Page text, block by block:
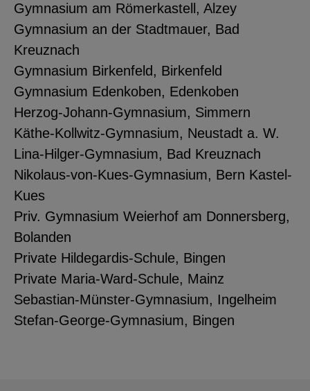
Gymnasium am Römerkastell, Alzey
Gymnasium an der Stadtmauer, Bad
Kreuznach
Gymnasium Birkenfeld, Birkenfeld
Gymnasium Edenkoben, Edenkoben
Herzog-Johann-Gymnasium, Simmern
Käthe-Kollwitz-Gymnasium, Neustadt a. W.
Lina-Hilger-Gymnasium, Bad Kreuznach
Nikolaus-von-Kues-Gymnasium, Bern Kastel-
Kues
Priv. Gymnasium Weierhof am Donnersberg,
Bolanden
Private Hildegardis-Schule, Bingen
Private Maria-Ward-Schule, Mainz
Sebastian-Münster-Gymnasium, Ingelheim
Stefan-George-Gymnasium, Bingen